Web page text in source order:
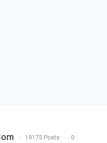
19175 Posts 0